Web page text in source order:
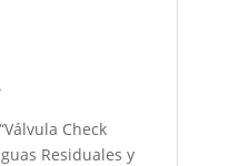
Check
Residuales y